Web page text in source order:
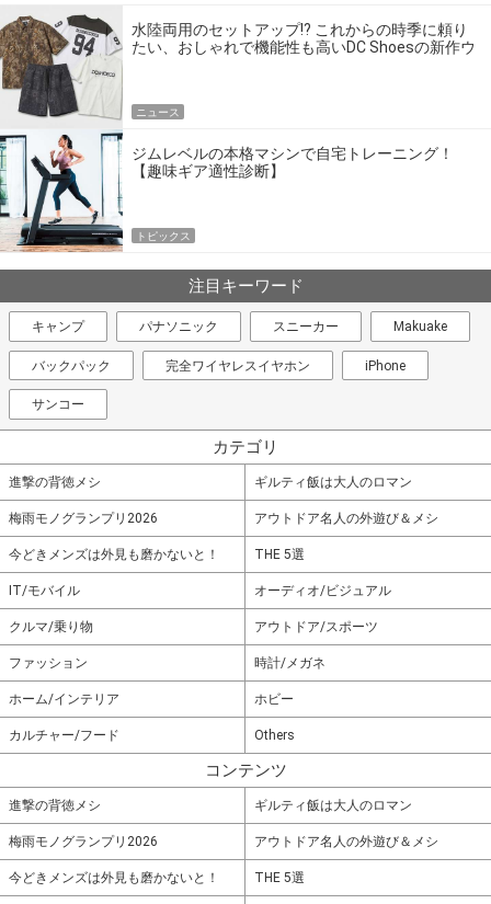
水陸両用のセットアップ!? これからの時季に頼り
たい、おしゃれで機能性も高いDC Shoesの新作ウ
ニュース
ジムレベルの本格マシンで自宅トレーニング！
【趣味ギア適性診断】
トピックス
注目キーワード
キャンプ パナソニック スニーカー Makuake
バックパック 完全ワイヤレスイヤホン iPhone
サンコー
カテゴリ
進撃の背徳メシ ギルティ飯は大人のロマン
梅雨モノグランプリ2026 アウトドア名人の外遊び＆メシ
今どきメンズは外見も磨かないと！ THE 5選
IT/モバイル オーディオ/ビジュアル
クルマ/乗り物 アウトドア/スポーツ
ファッション 時計/メガネ
ホーム/インテリア ホビー
カルチャー/フード Others
コンテンツ
進撃の背徳メシ ギルティ飯は大人のロマン
梅雨モノグランプリ2026 アウトドア名人の外遊び＆メシ
今どきメンズは外見も磨かないと！ THE 5選